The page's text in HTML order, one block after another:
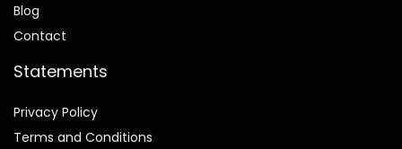
Blog
Contact
Statements
Privacy Policy
Terms and Conditions